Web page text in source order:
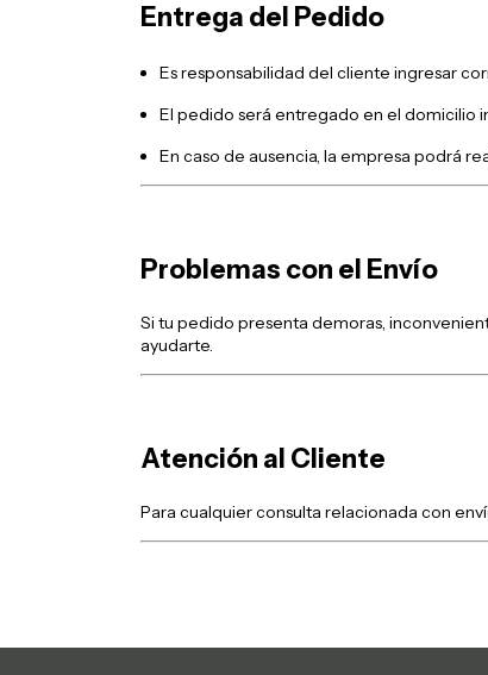
Entrega del Pedido
Es responsabilidad del cliente ingresar
El pedido será entregado en el domicilio
En caso de ausencia, la empresa podrá
Problemas con el Envío
Si tu pedido presenta demoras,
ayudarte.
Atención al Cliente
Para cualquier consulta relacionada con